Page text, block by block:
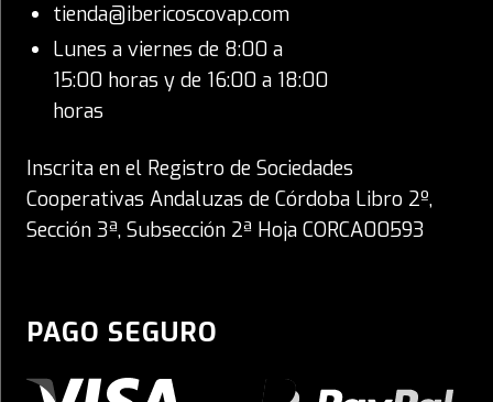
tienda@ibericoscovap.com
Lunes a viernes de 8:00 a
15:00 horas y de 16:00 a 18:00
horas
Inscrita en el Registro de Sociedades
Cooperativas Andaluzas de Córdoba Libro 2º,
Sección 3ª, Subsección 2ª Hoja CORCA00593
PAGO SEGURO